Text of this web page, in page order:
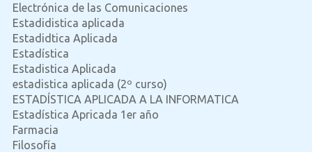
Electrónica de las Comunicaciones
Estadidistica aplicada
Estadidtica Aplicada
Estadística
Estadistica Aplicada
estadistica aplicada (2º curso)
ESTADÍSTICA APLICADA A LA INFORMATICA
Estadística Apricada 1er año
Farmacia
Filosofía